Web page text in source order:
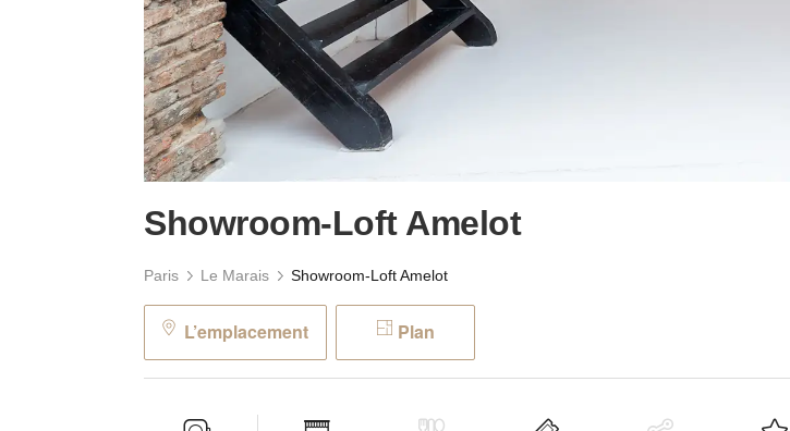
Showroom-Loft Amelot
Paris Le Marais Showroom-Loft Amelot
L’emplacement Plan